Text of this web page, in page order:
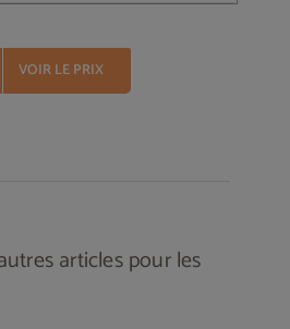
VOIR LE PRIX
articles pour les